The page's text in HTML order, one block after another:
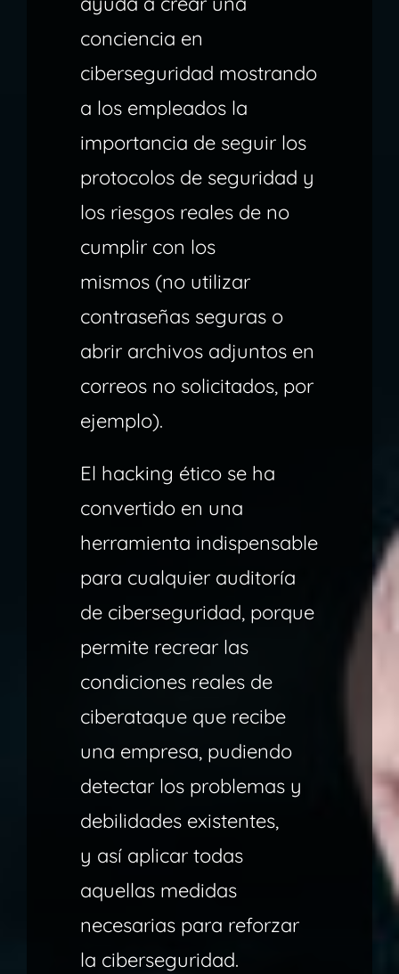
conciencia en
ciberseguridad mostrando
a los empleados la
importancia de seguir los
protocolos de seguridad y
los riesgos reales de no
cumplir con los
mismos (no utilizar
contraseñas seguras o
abrir archivos adjuntos en
correos no solicitados, por
ejemplo).
El hacking ético se ha
convertido en una
herramienta indispensable
para cualquier auditoría
de ciberseguridad, porque
permite recrear las
condiciones reales de
ciberataque que recibe
una empresa, pudiendo
detectar los problemas y
debilidades existentes,
y así aplicar todas
aquellas medidas
necesarias para reforzar
la ciberseguridad.